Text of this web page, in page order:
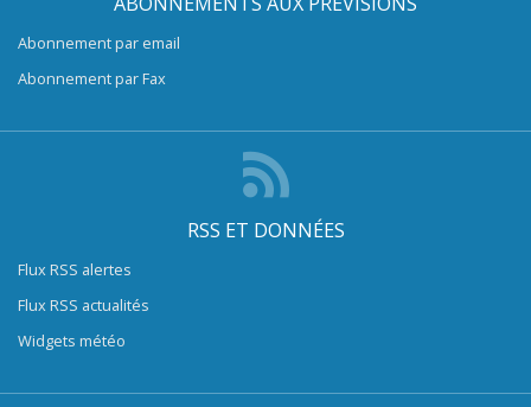
Abonnement par email
Abonnement par Fax
RSS ET DONNÉES
Flux RSS alertes
Flux RSS actualités
Widgets météo